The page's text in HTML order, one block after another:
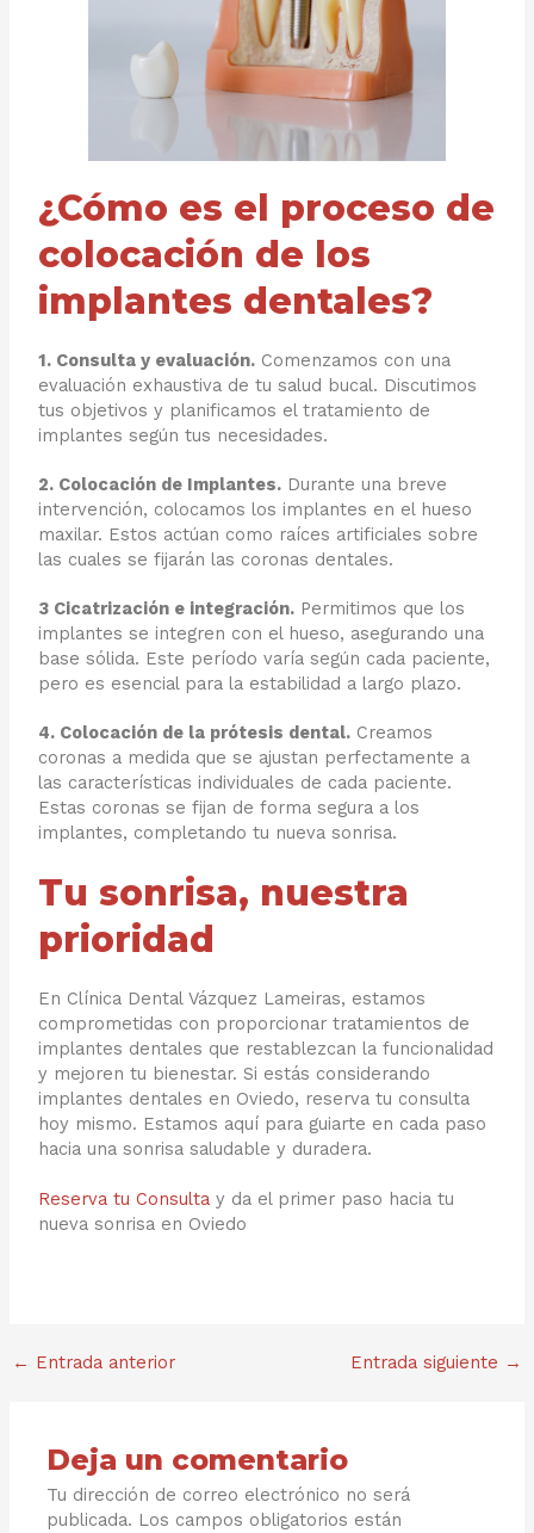
¿Cómo es el proceso de
colocación de los
implantes dentales?
1. Consulta y evaluación. Comenzamos con una
evaluación exhaustiva de tu salud bucal. Discutimos
tus objetivos y planificamos el tratamiento de
implantes según tus necesidades.
2. Colocación de Implantes. Durante una breve
intervención, colocamos los implantes en el hueso
maxilar. Estos actúan como raíces artificiales sobre
las cuales se fijarán las coronas dentales.
3 Cicatrización e integración. Permitimos que los
implantes se integren con el hueso, asegurando una
base sólida. Este período varía según cada paciente,
pero es esencial para la estabilidad a largo plazo.
4. Colocación de la prótesis dental. Creamos
coronas a medida que se ajustan perfectamente a
las características individuales de cada paciente.
Estas coronas se fijan de forma segura a los
implantes, completando tu nueva sonrisa.
Tu sonrisa, nuestra
prioridad
En Clínica Dental Vázquez Lameiras, estamos
comprometidas con proporcionar tratamientos de
implantes dentales que restablezcan la funcionalidad
y mejoren tu bienestar. Si estás considerando
implantes dentales en Oviedo, reserva tu consulta
hoy mismo. Estamos aquí para guiarte en cada paso
hacia una sonrisa saludable y duradera.
Reserva tu Consulta y da el primer paso hacia tu
nueva sonrisa en Oviedo
← Entrada anterior Entrada siguiente →
Deja un comentario
Tu dirección de correo electrónico no será
publicada. Los campos obligatorios están